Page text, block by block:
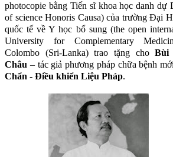
photocopie bằng Tiến sĩ khoa học danh dự
of science Honoris Causa) của trường Đại
quốc tế về Y học bổ sung (the open
University for Complementary
Colombo (Sri-Lanka) trao tặng choBùi
Châu – tác giả phương pháp chữa bệnh
Chẩn - Điều khiển Liệu Pháp.